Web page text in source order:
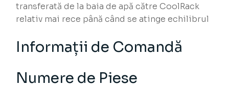
transferată de la baia de apă către CoolRack
relativ mai rece până când se atinge echilibrul
Informații de Comandă
Numere de Piese